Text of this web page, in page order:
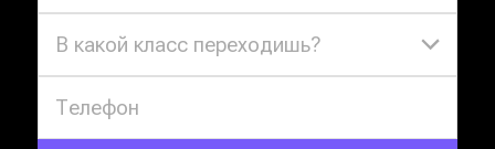
В какой класс переходишь?